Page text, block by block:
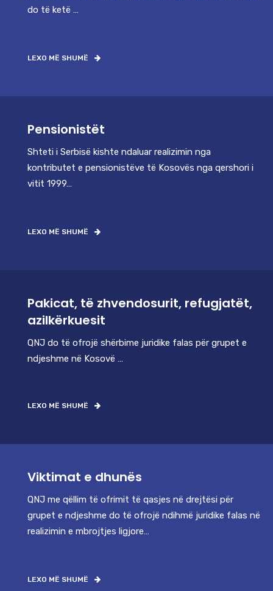
do të ketë …
LEXO MË SHUMË
Pensionistët
Shteti i Serbisë kishte ndaluar realizimin nga
kontributet e pensionistëve të Kosovës nga qershori i
vitit 1999…
LEXO MË SHUMË
Pakicat, të zhvendosurit, refugjatët,
azilkërkuesit
QNJ do të ofrojë shërbime juridike falas për grupet e
ndjeshme në Kosovë …
LEXO MË SHUMË
Viktimat e dhunës
QNJ me qëllim të ofrimit të qasjes në drejtësi për
grupet e ndjeshme do të ofrojë ndihmë juridike falas në
realizimin e mbrojtjes ligjore…
LEXO MË SHUMË